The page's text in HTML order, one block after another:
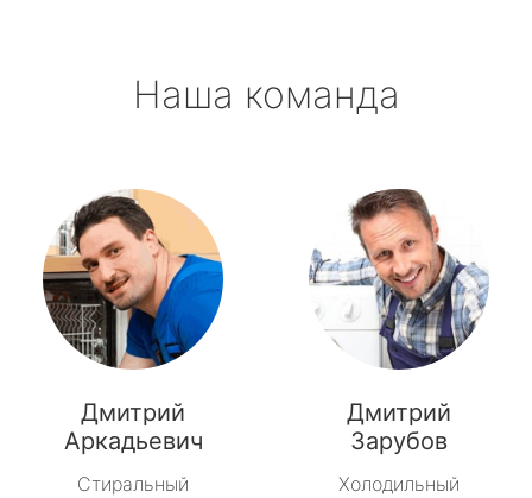
Наша команда
Дмитрий
Аркадьевич
Стиральный
Дмитрий
Зарубов
Холодильный